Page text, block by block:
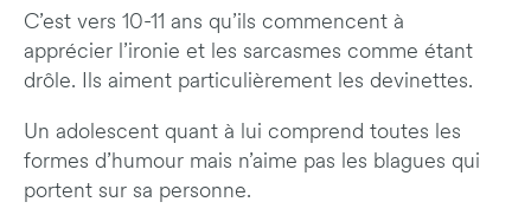
C’est vers 10-11 ans qu’ils commencent à
apprécier l’ironie et les sarcasmes comme étant
drôle. Ils aiment particulièrement les devinettes.
Un adolescent quant à lui comprend toutes les
formes d’humour mais n’aime pas les blagues qui
portent sur sa personne.